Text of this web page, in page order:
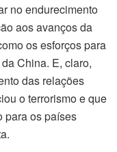
no endurecimento
aos avanços da
os esforços para
China. E, claro,
das relações
o terrorismo e que
para os países